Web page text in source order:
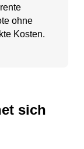
ohne
Kosten.
sich